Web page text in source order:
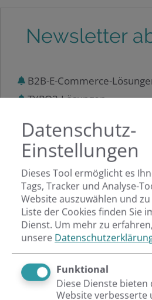
Newsletter
B2B-E-Commerce-
TYPO3-Lösungen
Webinare & Events
Möchten Sie von
externe Inhalte
Datenschutz-
Einstellungen
Dieses Tool ermöglicht es
Tags, Tracker und Analyse-
Website auszuwählen und
Liste der Cookies finden Sie
Dienst. Um mehr zu
unsere
Funktional
Diese Dienste
Website